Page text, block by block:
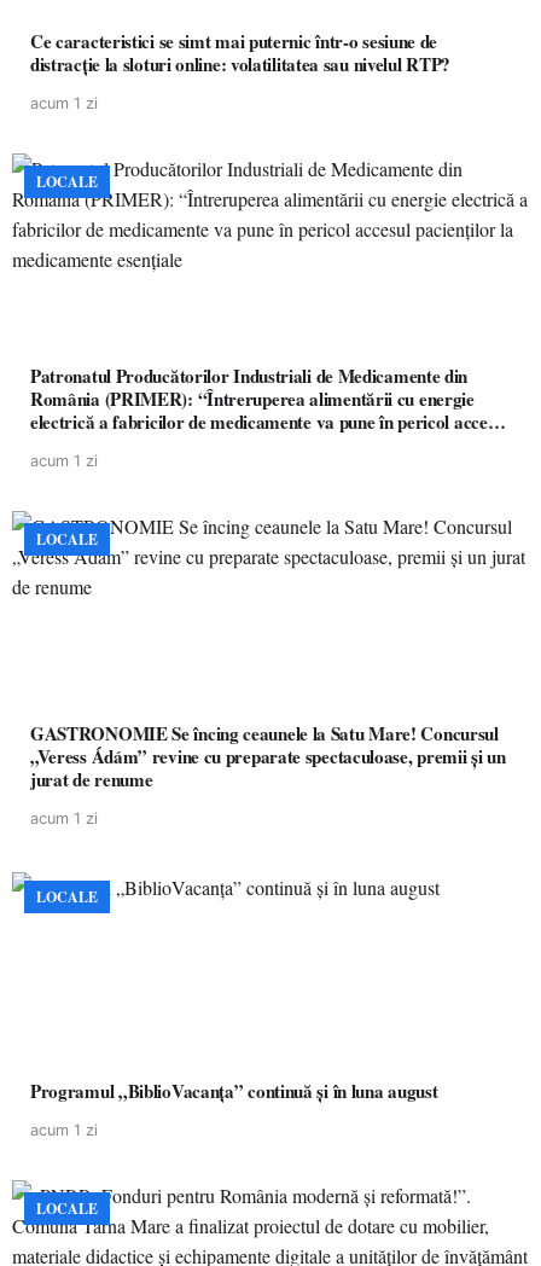
Ce caracteristici se simt mai puternic într-o sesiune de
distracție la sloturi online: volatilitatea sau nivelul RTP?
acum 1 zi
LOCALE
Patronatul Producătorilor Industriali de Medicamente din
România (PRIMER): “Întreruperea alimentării cu energie
electrică a fabricilor de medicamente va pune în pericol accesul
acum 1 zi
LOCALE
GASTRONOMIE Se încing ceaunele la Satu Mare! Concursul
„Veress Ádám” revine cu preparate spectaculoase, premii și un
jurat de renume
acum 1 zi
LOCALE
Programul „BiblioVacanța” continuă și în luna august
acum 1 zi
LOCALE